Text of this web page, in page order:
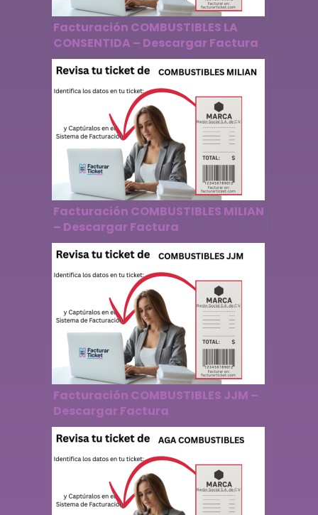
Facturación COMBUSTIBLES LA
CONSENTIDA – Descargar Factura
Facturación COMBUSTIBLES MILIAN
– Descargar Factura
Facturación COMBUSTIBLES JJM –
Descargar Factura